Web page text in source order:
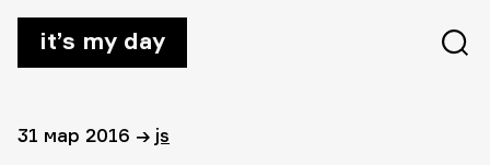
it’s my day
31 мар 2016 → js